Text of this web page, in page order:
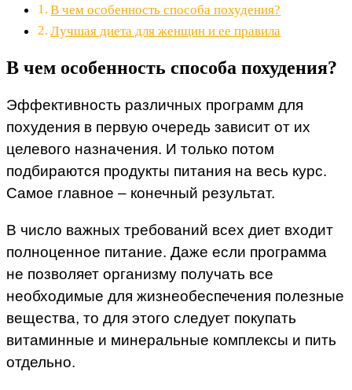
В чем особенность способа похудения?
Лучшая диета для женщин и ее правила
В чем особенность способа похудения?
Эффективность различных программ для
похудения в первую очередь зависит от их
целевого назначения. И только потом
подбираются продукты питания на весь курс.
Самое главное – конечный результат.
В число важных требований всех диет входит
полноценное питание. Даже если программа
не позволяет организму получать все
необходимые для жизнеобеспечения полезные
вещества, то для этого следует покупать
витаминные и минеральные комплексы и пить
отдельно.